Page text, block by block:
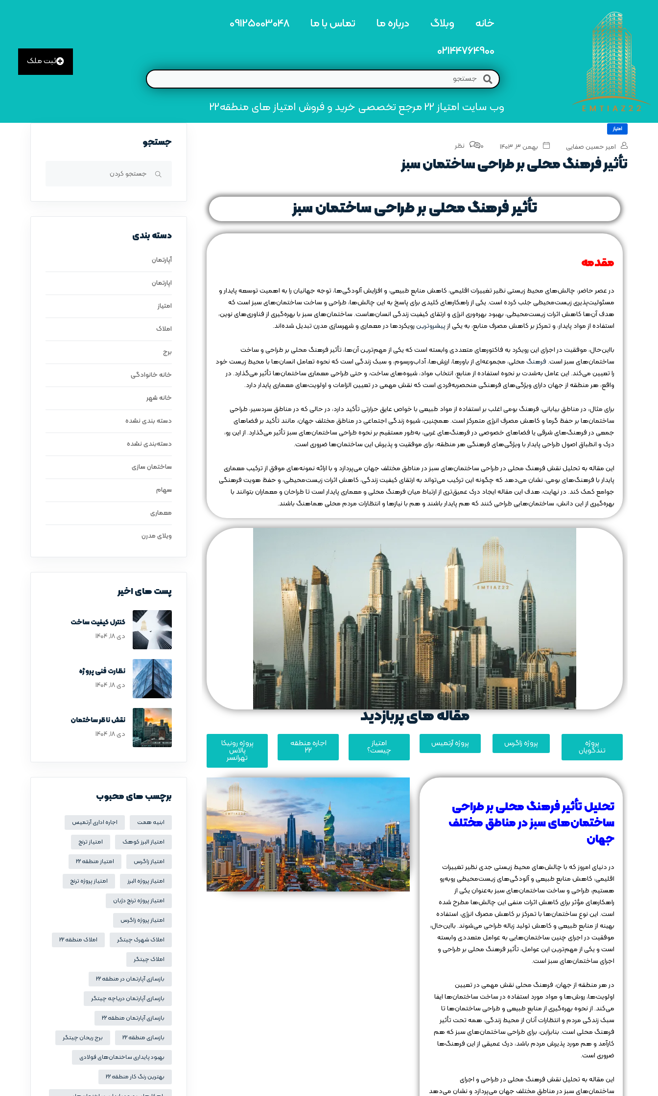
خانه وبلاگ درباره ما تماس با ما
09125003048
02144764900
وب سایت امتیاز 22 مرجع تخصصی خرید و فروش امتیاز های منطقه22
ثبت ملک
امتیاز
امیر حسین صفایی بهمن ۳, ۱۴۰۳ 0 نظر
تأثیر فرهنگ محلی بر طراحی ساختمان‌ سبز
تأثیر فرهنگ محلی بر طراحی ساختمان‌ سبز
مقدمه
در عصر حاضر، چالش‌های محیط زیستی نظیر تغییرات اقلیمی، کاهش منابع طبیعی، و افزایش آلودگی‌ها، توجه جهانیان را به اهمیت توسعه پایدار و
مسئولیت‌پذیری زیست‌محیطی جلب کرده است. یکی از راهکارهای کلیدی برای پاسخ به این چالش‌ها، طراحی و ساخت ساختمان‌های سبز است که
هدف آن‌ها کاهش اثرات زیست‌محیطی، بهبود بهره‌وری انرژی و ارتقای کیفیت زندگی انسان‌هاست. ساختمان‌های سبز با بهره‌گیری از فناوری‌های نوین،
استفاده از مواد پایدار، و تمرکز بر کاهش مصرف منابع، به یکی از پیشروترینرویکردها در معماری و شهرسازی مدرن تبدیل شده‌اند.
بااین‌حال، موفقیت در اجرای این رویکرد به فاکتورهای متعددی وابسته است که یکی از مهم‌ترین آن‌ها، تأثیر فرهنگ محلی بر طراحی و ساخت
ساختمان‌های سبز است.فرهنگمحلی، مجموعه‌ای از باورها، ارزش‌ها، آداب‌ورسوم، و سبک زندگی است که نحوه تعامل انسان‌ها با محیط زیست خود
را تعیین می‌کند. این عامل به‌شدت بر نحوه استفاده از منابع، انتخاب مواد، شیوه‌های ساخت، و حتی طراحی معماری ساختمان‌ها تأثیر می‌گذارد. در
واقع، هر منطقه از جهان دارای ویژگی‌های فرهنگی منحصربه‌فردی است که نقش مهمی در تعیین الزامات و اولویت‌های معماری پایدار دارد.
برای مثال، در مناطق بیابانی، فرهنگ بومی اغلب بر استفاده از مواد طبیعی با خواص عایق حرارتی تأکید دارد، در حالی که در مناطق سردسیر، طراحی
ساختمان‌ها بر حفظ گرما و کاهش مصرف انرژی متمرکز است. همچنین، شیوه زندگی اجتماعی در مناطق مختلف جهان، مانند تأکید بر فضاهای
جمعی در فرهنگ‌های شرقی یا فضاهای خصوصی در فرهنگ‌های غربی، به‌طور مستقیم بر نحوه طراحی ساختمان‌های سبز تأثیر می‌گذارد. از این رو،
درک و انطباق اصول طراحی پایدار با ویژگی‌های فرهنگی هر منطقه، برای موفقیت و پذیرش این ساختمان‌ها ضروری است.
این مقاله به تحلیل نقش فرهنگ محلی در طراحی ساختمان‌های سبز در مناطق مختلف جهان می‌پردازد و با ارائه نمونه‌های موفق از ترکیب معماری
پایدار با فرهنگ‌های بومی، نشان می‌دهد که چگونه این ترکیب می‌تواند به ارتقای کیفیت زندگی، کاهش اثرات زیست‌محیطی، و حفظ هویت فرهنگی
جوامع کمک کند. در نهایت، هدف این مقاله ایجاد درک عمیق‌تری از ارتباط میان فرهنگ محلی و معماری پایدار است تا طراحان و معماران بتوانند با
بهره‌گیری از این دانش، ساختمان‌هایی طراحی کنند که هم پایدار باشند و هم با نیازها و انتظارات مردم محلی هماهنگ باشند.
مقاله های پربازدید
پروژه
تندگویان
پروژه زاگرس پروژه آرتمیس امتیاز
چیست؟
اجاره منطقه
22
پروژه رونیکا
پالاس
تهرانسر
تحلیل تأثیر فرهنگ محلی بر طراحی
ساختمان‌های سبز در مناطق مختلف
جهان
در دنیای امروز که با چالش‌های محیط زیستی جدی نظیر تغییرات
اقلیمی، کاهش منابع طبیعی و آلودگی‌های زیست‌محیطی روبه‌رو
هستیم، طراحی و ساخت ساختمان‌های سبز به‌عنوان یکی از
راهکارهای مؤثر برای کاهش اثرات منفی این چالش‌ها مطرح شده
است. این نوع ساختمان‌ها با تمرکز بر کاهش مصرف انرژی، استفاده
بهینه از منابع طبیعی و کاهش تولید زباله طراحی می‌شوند. بااین‌حال،
موفقیت در اجرای چنین ساختمان‌هایی به عوامل متعددی وابسته
است و یکی از مهم‌ترین این عوامل، تأثیر فرهنگ محلی بر طراحی و
اجرای ساختمان‌های سبز است.
در هر منطقه از جهان، فرهنگ محلی نقش مهمی در تعیین
اولویت‌ها، روش‌ها و مواد مورد استفاده در ساخت ساختمان‌ها ایفا
می‌کند. از نحوه بهره‌گیری از منابع طبیعی و طراحی ساختمان‌ها تا
سبک زندگی مردم و انتظارات آنان از محیط زندگی، همه تحت تأثیر
فرهنگ محلی است. بنابراین، برای طراحی ساختمان‌های سبز که هم
کارآمد و هم مورد پذیرش مردم باشد، درک عمیقی از این فرهنگ‌ها
ضروری است.
این مقاله به تحلیل نقش فرهنگ محلی در طراحی و اجرای
ساختمان‌های سبز در مناطق مختلف جهان می‌پردازد و نشان می‌دهد
جستجو
دسته بندی
آپارتمان
اپارتمان
امتیاز
املاک
برج
خانه خانوادگی
خانه شهر
دسته بندی نشده
دسته‌بندی نشده
ساختمان سازی
سهام
معماری
ویلای مدرن
پست های اخیر
کنترل کیفیت ساخت
دی ۱۸, ۱۴۰۴
نظارت فنی پروژه
دی ۱۸, ۱۴۰۴
نقش ناظر ساختمان
دی ۱۸, ۱۴۰۴
برچسب های محبوب
ابنیه همت اجاره اداری آرتمیس
امتیاز البرز کوهک امتیاز ترنج
امتیاز زاگرس امتیاز منطقه 22
امتیاز پروژه البرز امتیاز پروژه ترنج
امتیاز پروژه ترنج دژبان
امتیاز پروژه زاگرس
املاک شهرک چیتگر املاک منطقه 22
املاک چیتگر
بازسازی آپارتمان در منطقه 22
بازسازی آپارتمان دریاچه چیتگر
بازسازی آپارتمان منطقه 22
بازسازی منطقه 22 برج ریحان چیتگر
بهبود پایداری ساختمان‌های فولادی
بهترین رنگ کار منطقه 22